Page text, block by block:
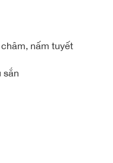
nấm tuyết
sắn